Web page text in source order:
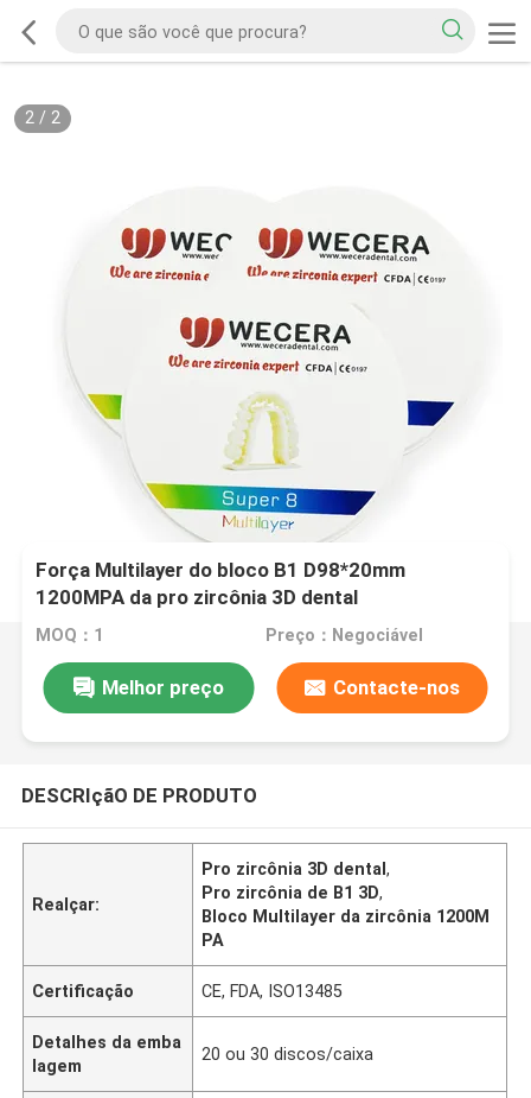
2/ 2
Força Multilayer do bloco B1 D98*20mm
1200MPA da pro zircônia 3D dental
MOQ：1 Preço：Negociável
Melhor preço Contacte-nos
DESCRIçãO DE PRODUTO
Realçar:
Pro zircônia 3D dental,
Pro zircônia de B1 3D,
Bloco Multilayer da zircônia 1200M
PA
Certificação CE, FDA, ISO13485
Detalhes da emba
lagem
20 ou 30 discos/caixa